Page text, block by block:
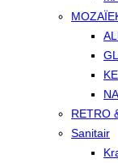
RETRO
Sanitair